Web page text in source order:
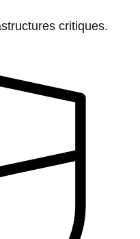
critiques.